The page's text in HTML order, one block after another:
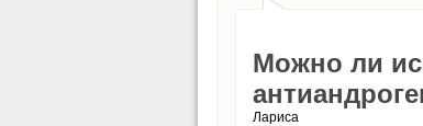
Можно ли
Лариса